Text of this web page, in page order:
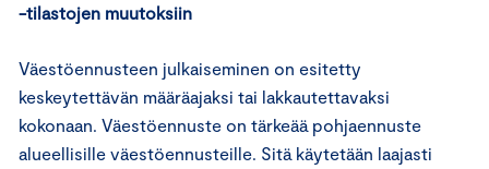
-tilastojen muutoksiin
Väestöennusteen julkaiseminen on esitetty
keskeytettävän määräajaksi tai lakkautettavaksi
kokonaan. Väestöennuste on tärkeää pohjaennuste
alueellisille väestöennusteille. Sitä käytetään laajasti